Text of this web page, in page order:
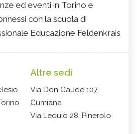
ed eventi in Torino e
con la scuola di
Educazione Feldenkrais
Altre sedi
Via Don Gaude 107,
Cumiana
Via Lequio 28, Pinerolo